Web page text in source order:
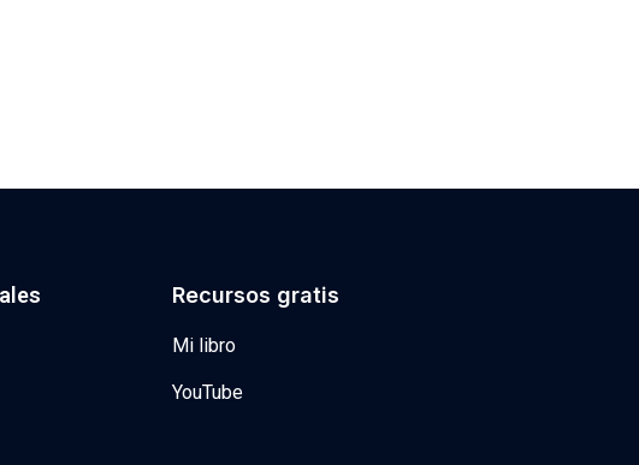
Recursos gratis
Mi libro
YouTube